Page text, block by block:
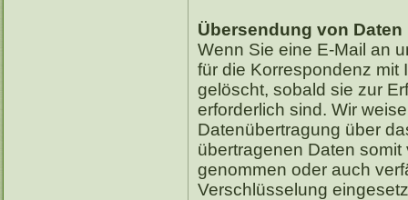
Übersendung von Daten
Wenn Sie eine E-Mail an
für die Korrespondenz mit
gelöscht, sobald sie zur
erforderlich sind. Wir
Datenübertragung über
übertragenen Daten
genommen oder auch
Verschlüsselung